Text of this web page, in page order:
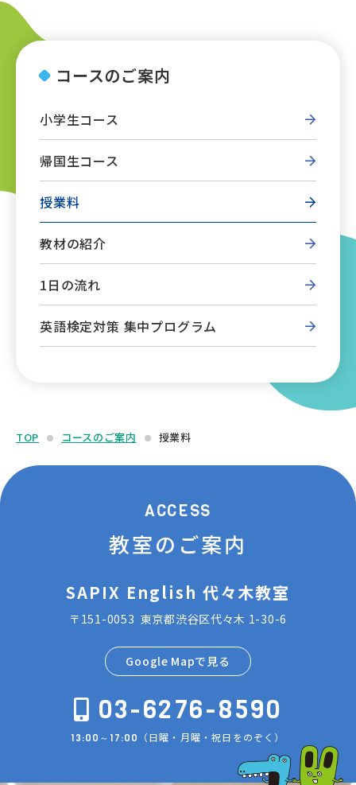
コースのご案内
小学生コース
帰国生コース
授業料
教材の紹介
1日の流れ
英語検定対策 集中プログラム
TOP コースのご案内 授業料
ACCESS
教室のご案内
SAPIX English 代々木教室
〒151-0053 東京都渋谷区代々木 1-30-6
Google Mapで見る
03-6276-8590
13:00～17:00 （日曜・月曜・祝日をのぞく）